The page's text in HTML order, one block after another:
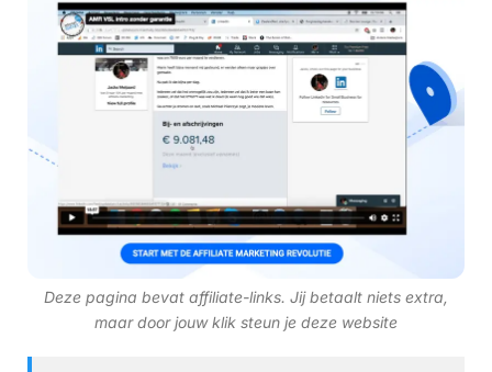
Deze pagina bevat affiliate-links. Jij betaalt niets extra,
maar door jouw klik steun je deze website